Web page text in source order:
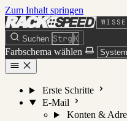
Zum Inhalt springen
Suchen Strg K
Farbschema wählen
Erste Schritte
E-Mail
Konten &